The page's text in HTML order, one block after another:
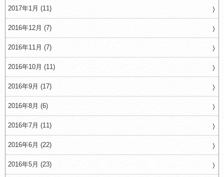
2017年1月 (11)
2016年12月 (7)
2016年11月 (7)
2016年10月 (11)
2016年9月 (17)
2016年8月 (6)
2016年7月 (11)
2016年6月 (22)
2016年5月 (23)